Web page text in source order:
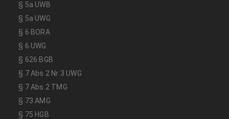
§ 5a UWB
§ 5a UWG
§ 6 BORA
§ 6 UWG
§ 626 BGB
§ 7 Abs 2 Nr 3 UWG
§ 7 Abs 2 TMG
§ 73 AMG
§ 75 HGB